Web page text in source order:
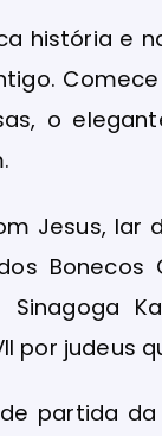
história e
o
Jesus,
por judeus
partida